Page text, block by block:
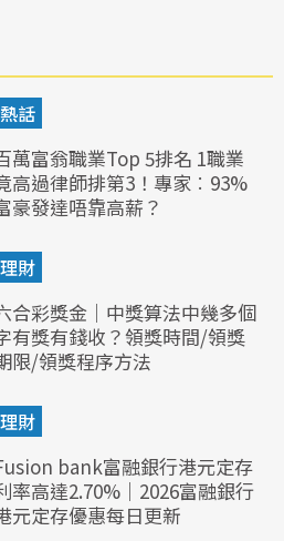
熱話
萬富翁職業Top 5排名 1職業
高過律師排第3！專家︰93%
豪發達唔靠高薪？
理財
合彩獎金｜中獎算法中幾多個
有獎有錢收？領獎時間/領獎
限/領獎程序方法
理財
bank富融銀行港元定存
率高達2.70%｜2026富融銀行
元定存優惠每日更新